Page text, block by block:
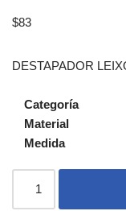
$83
DESTAPADOR
Categoría
Material
Medida